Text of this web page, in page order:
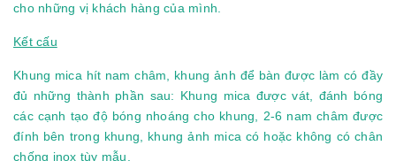
cho những vị khách hàng của mình.
Kết cấu
Khung mica hít nam châm, khung ảnh để bàn được làm có đầy
đủ những thành phần sau: Khung mica được vát, đánh bóng
các cạnh tạo độ bóng nhoáng cho khung, 2-6 nam châm được
đính bên trong khung, khung ảnh mica có hoặc không có chân
chống inox tùy mẫu.